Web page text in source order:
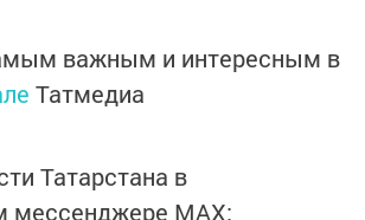
важным и интересным в
Татмедиа
Татарстана в
мессенджере MАХ: